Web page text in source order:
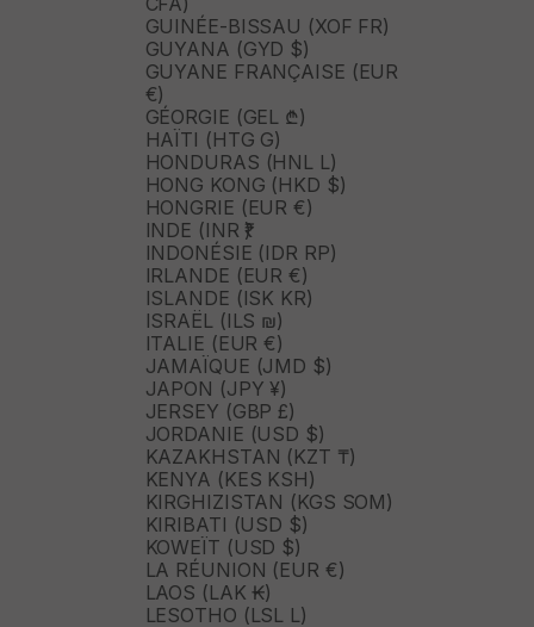
GUINÉE-BISSAU (XOF FR)
GUYANA (GYD $)
GUYANE FRANÇAISE (EUR
€)
GÉORGIE (GEL ₾)
HAÏTI (HTG G)
HONDURAS (HNL L)
HONG KONG (HKD $)
HONGRIE (EUR €)
INDE (INR ₹)
INDONÉSIE (IDR RP)
IRLANDE (EUR €)
ISLANDE (ISK KR)
ISRAËL (ILS ₪)
ITALIE (EUR €)
JAMAÏQUE (JMD $)
JAPON (JPY ¥)
JERSEY (GBP £)
JORDANIE (USD $)
KAZAKHSTAN (KZT ₸)
KENYA (KES KSH)
KIRGHIZISTAN (KGS SOM)
KIRIBATI (USD $)
KOWEÏT (USD $)
LA RÉUNION (EUR €)
LAOS (LAK ₭)
LESOTHO (LSL L)